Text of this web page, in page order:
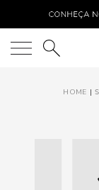
O que você está